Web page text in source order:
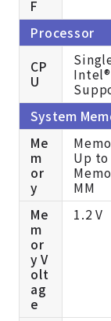
F
Processor
CP
U
Intel®
System
Me
m
or
y
Up to
MM
Me
m
or
y V
olt
ag
e
1.2 V